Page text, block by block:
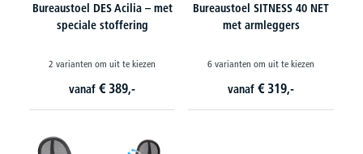
Bureaustoel DES Acilia – met
speciale stoffering
2 varianten om uit te kiezen
vanaf € 389,-
Bureaustoel SITNESS 40 NET
met armleggers
6 varianten om uit te kiezen
vanaf € 319,-